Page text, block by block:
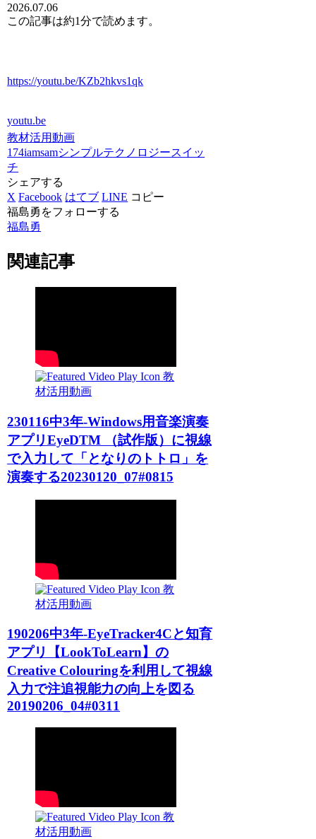
2026.07.06
この記事は約1分で読めます。
https://youtu.be/KZb2hkvs1qk
youtu.be
教材活用動画
174iamsamシンプルテクノロジースイッ
チ
シェアする
X Facebook はてブ LINE コピー
福島勇をフォローする
福島勇
関連記事
教
材活用動画
230116中3年-Windows用音楽演奏
アプリEyeDTM （試作版）に視線
で入力して「となりのトトロ」を
演奏する20230120_07#0815
教
材活用動画
190206中3年-EyeTracker4Cと知育
アプリ【LookToLearn】の
Creative Colouringを利用して視線
入力で注追視能力の向上を図る
20190206_04#0311
教
材活用動画